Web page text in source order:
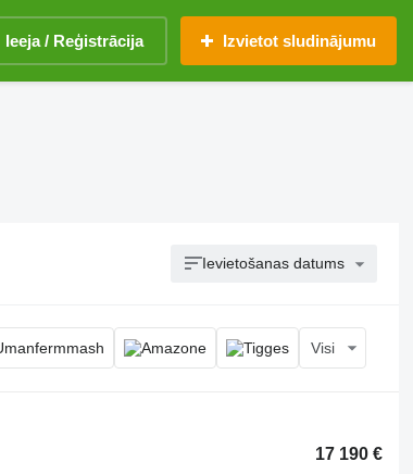
Ieeja / Reģistrācija Izvietot sludinājumu
Ievietošanas datums
Visi
17 190 €